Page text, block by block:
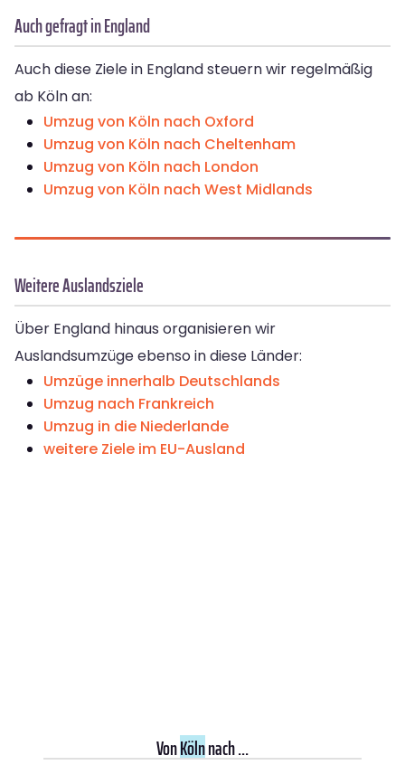
Auch gefragt in England
Auch diese Ziele in England steuern wir regelmäßig
ab Köln an:
Umzug von Köln nach Oxford
Umzug von Köln nach Cheltenham
Umzug von Köln nach London
Umzug von Köln nach West Midlands
Weitere Auslandsziele
Über England hinaus organisieren wir
Auslandsumzüge ebenso in diese Länder:
Umzüge innerhalb Deutschlands
Umzug nach Frankreich
Umzug in die Niederlande
weitere Ziele im EU-Ausland
VonKölnnach ...